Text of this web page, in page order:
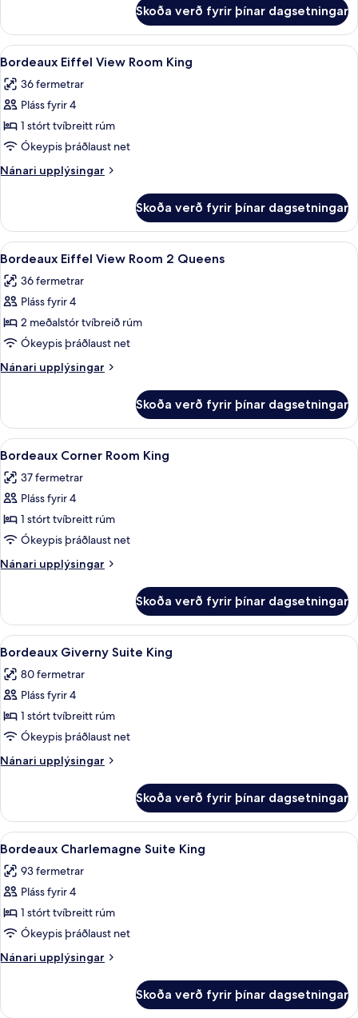
Room
Queen
Skoða verð fyrir þínar dagsetningar
Skoða
allar
myndir
fyrir
Bordeaux
Eiffel
View
Room
Bordeaux Eiffel View Room King |
4
Bordeaux Eiffel View Room King
36 fermetrar
Pláss fyrir 4
1 stórt tvíbreitt rúm
Ókeypis þráðlaust net
Nánari upplýsingar
Nánari
Eiffel
View
Room
Skoða verð fyrir þínar dagsetningar
Skoða
allar
myndir
fyrir
Bordeaux
Eiffel
View
Room
Queens
Rúmföt af bestu gerð, míníbar,
5
Bordeaux Eiffel View Room 2 Queens
36 fermetrar
Pláss fyrir 4
2 meðalstór tvíbreið rúm
Ókeypis þráðlaust net
Nánari upplýsingar
Nánari
Eiffel
View
Room
Queens
Skoða verð fyrir þínar dagsetningar
Skoða
allar
myndir
fyrir
Bordeaux
Corner
Room
King
Rúmföt af bestu gerð, míníbar,
4
Bordeaux Corner Room King
37 fermetrar
Pláss fyrir 4
1 stórt tvíbreitt rúm
Ókeypis þráðlaust net
Nánari upplýsingar
Nánari
Corner
Room
King
Skoða verð fyrir þínar dagsetningar
Skoða
allar
myndir
fyrir
Bordeaux
Giverny
Suite
King
Rúmföt af bestu gerð, míníbar,
4
Bordeaux Giverny Suite King
80 fermetrar
Pláss fyrir 4
1 stórt tvíbreitt rúm
Ókeypis þráðlaust net
Nánari upplýsingar
Nánari
Giverny
Suite
King
Skoða verð fyrir þínar dagsetningar
Skoða
allar
myndir
fyrir
Bordeaux
Charlemagne
Suite
King
Bordeaux Charlemagne Suite King
4
Bordeaux Charlemagne Suite King
93 fermetrar
Pláss fyrir 4
1 stórt tvíbreitt rúm
Ókeypis þráðlaust net
Nánari upplýsingar
Nánari
Charlemagne
Skoða verð fyrir þínar dagsetningar